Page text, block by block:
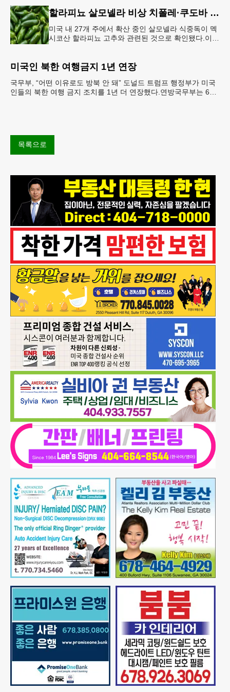
할라피뇨 살모넬라 비상 치폴레·쿠도바 긴급 회수
미국 내 27개 주에서 확산 중인 살모넬라 식중독이 멕
시코산 할라피뇨 고추와 관련된 것으로 확인됐다.이에
미국인 북한 여행금지 1년 연장
국무부, “어떤 이유로도 방북 안 돼” 도널드 트럼프 행정부가 미국
인들의 북한 여행 금지 조치를 1년 더 연장했다.연방국무부는 6일
목록으로